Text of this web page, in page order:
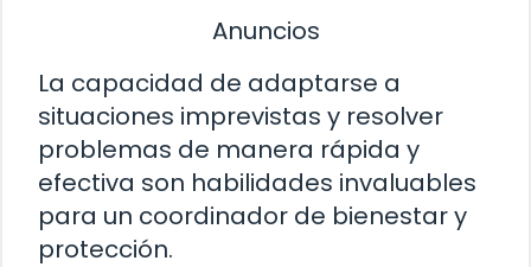
Anuncios
La capacidad de adaptarse a
situaciones imprevistas y resolver
problemas de manera rápida y
efectiva son habilidades invaluables
para un coordinador de bienestar y
protección.